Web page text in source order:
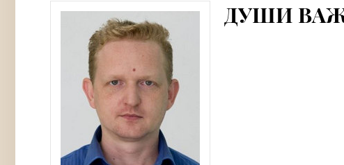
ДУШИ